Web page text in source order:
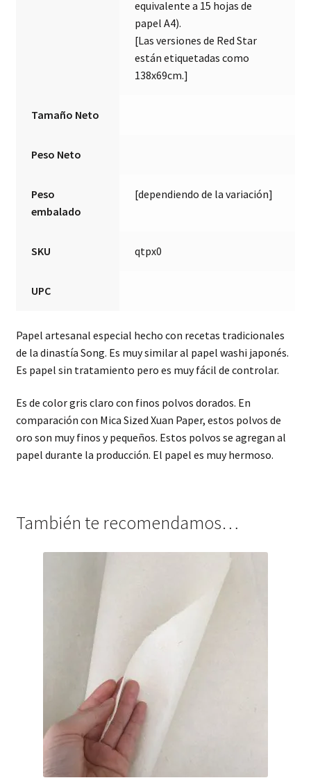
equivalente a 15 hojas de
papel A4).
[Las versiones de Red Star
están etiquetadas como
138x69cm.]
Tamaño Neto
Peso Neto
Peso
embalado
[dependiendo de la variación]
SKU qtpx0
UPC
Papel artesanal especial hecho con recetas tradicionales
de la dinastía Song. Es muy similar al papel washi japonés.
Es papel sin tratamiento pero es muy fácil de controlar.
Es de color gris claro con finos polvos dorados. En
comparación con Mica Sized Xuan Paper, estos polvos de
oro son muy finos y pequeños. Estos polvos se agregan al
papel durante la producción. El papel es muy hermoso.
También te recomendamos…